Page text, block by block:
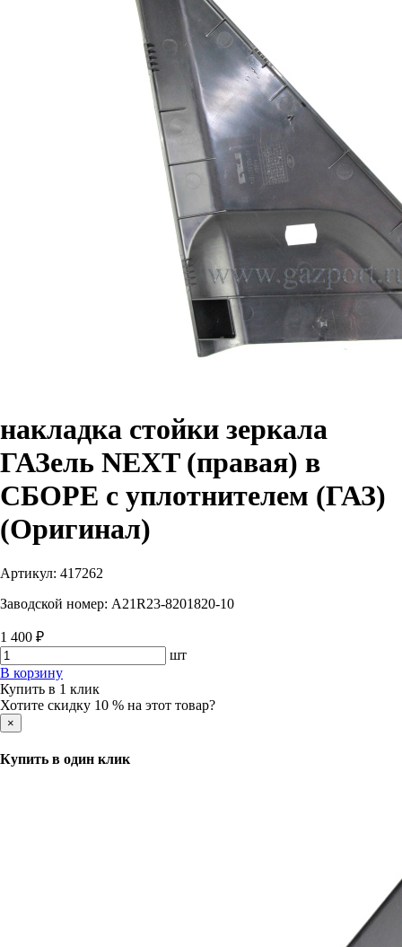
накладка стойки зеркала
ГАЗель NEXT (правая) в
СБОРЕ с уплотнителем (ГАЗ)
(Оригинал)
Артикул: 417262
Заводской номер: A21R23-8201820-10
1 400 ₽
шт
В корзину
Купить в 1 клик
Хотите скидку 10 % на этот товар?
×
Купить в один клик